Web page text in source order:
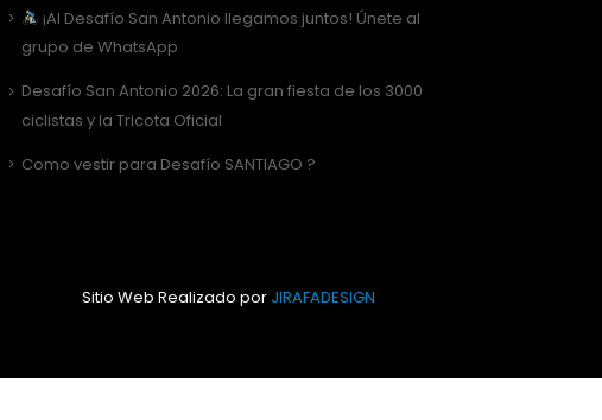
¡Al Desafío San Antonio llegamos juntos! Únete al
grupo de WhatsApp
Desafío San Antonio 2026: La gran fiesta de los 3000
ciclistas y la Tricota Oficial
Como vestir para Desafío SANTIAGO ?
Sitio Web Realizado por JIRAFADESIGN